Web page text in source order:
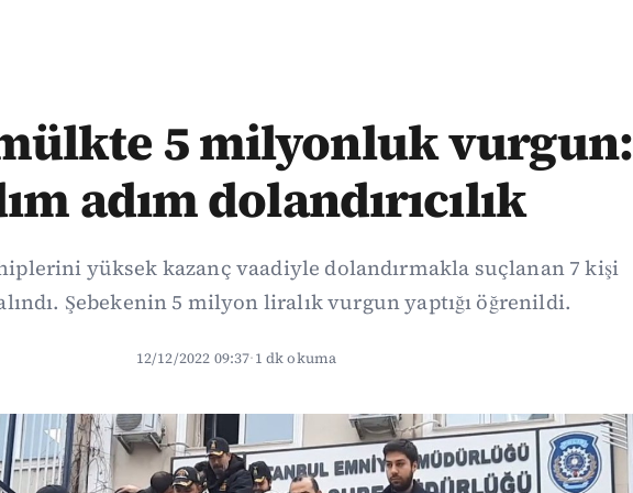
5 milyonluk vurgun:
adım dolandırıcılık
yüksek kazanç vaadiyle dolandırmakla suçlanan 7 kişi
Şebekenin 5 milyon liralık vurgun yaptığı öğrenildi.
12/12/2022 09:37·1 dk okuma